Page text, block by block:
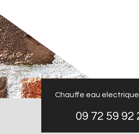
Chauffe eau
09 72 59 92